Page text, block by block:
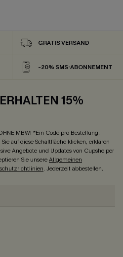
GRATIS VERSAND
-20% SMS-ABONNEMENT
15%
MBW! *Ein Code pro Bestellung.
auf diese Schaltfläche klicken, erklären
Angebote und Updates von Cupshe per
Sie unsereAllgemeinen
. Jederzeit abbestellen.